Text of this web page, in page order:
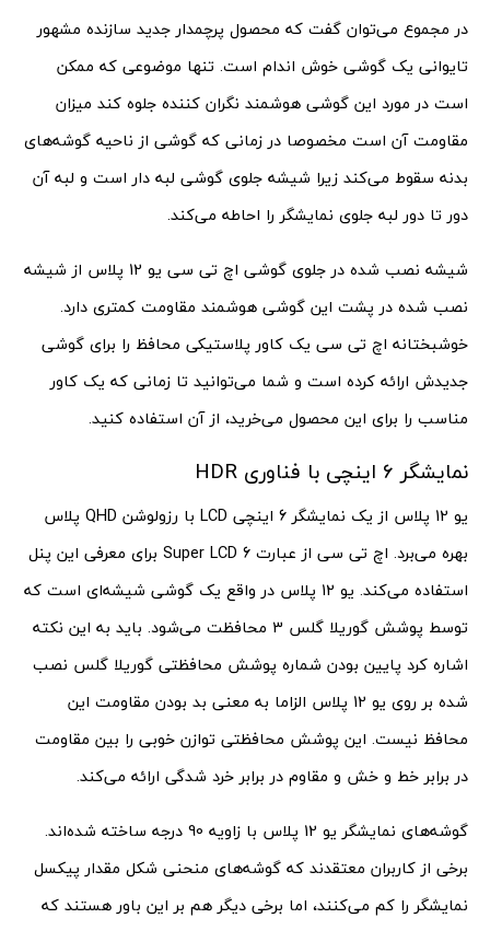
در مجموع می‌توان گفت که محصول پرچمدار جدید سازنده مشهور
تایوانی یک گوشی خوش اندام است. تنها موضوعی که ممکن
است در مورد این گوشی هوشمند نگران کننده جلوه کند میزان
مقاومت آن است مخصوصا در زمانی که گوشی از ناحیه گوشه‌های
بدنه سقوط می‌کند زیرا شیشه جلوی گوشی لبه دار است و لبه آن
دور تا دور لبه جلوی نمایشگر را احاطه می‌کند.
شیشه نصب شده در جلوی گوشی اچ تی سی یو 12 پلاس از شیشه
نصب شده در پشت این گوشی هوشمند مقاومت کمتری دارد.
خوشبختانه اچ تی سی یک کاور پلاستیکی محافظ را برای گوشی
جدیدش ارائه کرده است و شما می‌توانید تا زمانی که یک کاور
مناسب را برای این محصول می‌خرید، از آن استفاده کنید.
نمایشگر 6 اینچی با فناوری HDR
یو 12 پلاس از یک نمایشگر 6 اینچی LCD با رزولوشن QHD پلاس
بهره می‌برد. اچ تی سی از عبارت Super LCD 6 برای معرفی این پنل
استفاده می‌کند. یو 12 پلاس در واقع یک گوشی شیشه‌ای است که
توسط پوشش گوریلا گلس 3 محافظت می‌شود. باید به این نکته
اشاره کرد پایین بودن شماره پوشش محافظتی گوریلا گلس نصب
شده بر روی یو 12 پلاس الزاما به معنی بد بودن مقاومت این
محافظ نیست. این پوشش محافظتی توازن خوبی را بین مقاومت
در برابر خط و خش و مقاوم در برابر خرد شدگی ارائه می‌کند.
گوشه‌های نمایشگر یو 12 پلاس با زاویه 90 درجه ساخته شده‌اند.
برخی از کاربران معتقدند که گوشه‌های منحنی شکل مقدار پیکسل
نمایشگر را کم می‌کنند، اما برخی دیگر هم بر این باور هستند که